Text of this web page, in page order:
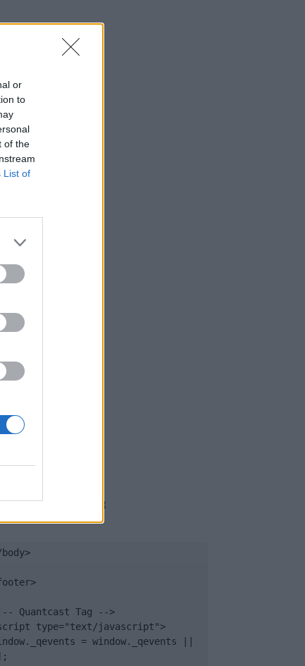
or
to
of the
List of
PUB
Quantcast Tag -->
type="text/javascript">
= window._qevents ||